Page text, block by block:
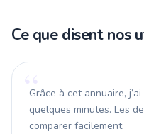
Ce que disent nos
Grâce à cet annuaire,
quelques minutes. Les
comparer facilement.